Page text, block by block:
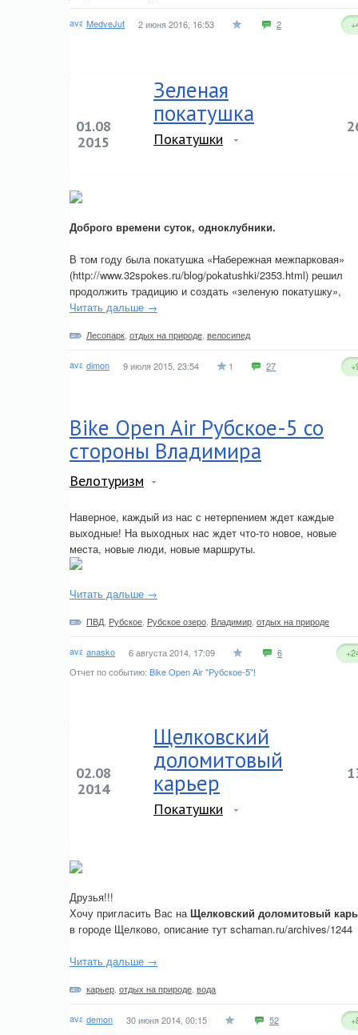
MedveJut 2 июня 2016, 16:53 2
01.08
2015
Зеленая
покатушка
Покатушки
Доброго времени суток, одноклубники.
В том году была покатушка «Набережная межпарковая»
(http://www.32spokes.ru/blog/pokatushki/2353.html) решил
продолжить традицию и создать «зеленую покатушку»,
Читать дальше →
Лесопарк отдых на природе велосипед
dimon 9 июля 2015, 23:54 1 27
Bike Open Air Рубское-5 со
стороны Владимира
Велотуризм
Наверное, каждый из нас с нетерпением ждет каждые
выходные! На выходных нас ждет что-то новое, новые
места, новые люди, новые маршруты.
Читать дальше →
ПВД Рубское Рубское озеро Владимир отдых на природе
anasko 6 августа 2014, 17:09 6
Отчет по событию: Bike Open Air "Рубское-5"!
02.08
2014
Щелковский
доломитовый
карьер
Покатушки
Друзья!!!
Хочу пригласить Вас наЩелковский доломитовый
в городе Щелково, описание тут schaman.ru/archives/1244
Читать дальше →
карьер отдых на природе вода
demon 30 июня 2014, 00:15 52